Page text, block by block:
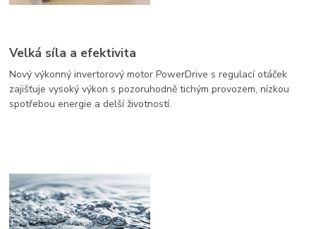
Velká síla a efektivita
Nový výkonný invertorový motor PowerDrive s regulací otáček
zajišťuje vysoký výkon s pozoruhodně tichým provozem, nízkou
spotřebou energie a delší životností.